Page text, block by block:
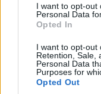
I want to opt-out
Personal Data
Opted In
I want to opt-out
Retention, Sale,
Personal Data
Purposes for
Opted Out
ΑΘΛΗΤΙΣΜΟΣ
πρόκριση του
5/08/2026 - 11:58μμ